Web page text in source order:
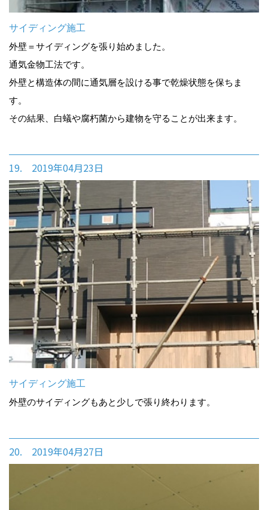
サイディング施工
外壁＝サイディングを張り始めました。
通気金物工法です。
外壁と構造体の間に通気層を設ける事で乾燥状態を保ちま
す。
その結果、白蟻や腐朽菌から建物を守ることが出来ます。
19. 2019年04月23日
サイディング施工
外壁のサイディングもあと少しで張り終わります。
20. 2019年04月27日